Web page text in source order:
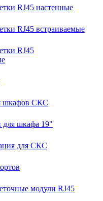
RJ45 настенные
RJ45 встраиваемые
RJ45
шкафов СКС
для шкафа 19"
для СКС
модули RJ45